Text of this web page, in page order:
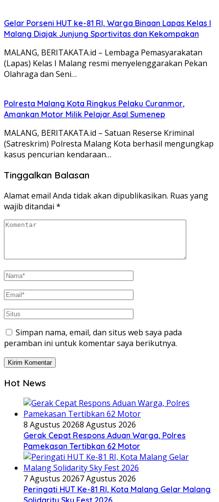
Gelar Porseni HUT ke-81 RI, Warga Binaan Lapas Kelas I
Malang Diajak Junjung Sportivitas dan Kekompakan
MALANG, BERITAKATA.id – Lembaga Pemasyarakatan
(Lapas) Kelas I Malang resmi menyelenggarakan Pekan
Olahraga dan Seni…
Polresta Malang Kota Ringkus Pelaku Curanmor,
Amankan Motor Milik Pelajar Asal Sumenep
MALANG, BERITAKATA.id – Satuan Reserse Kriminal
(Satreskrim) Polresta Malang Kota berhasil mengungkap
kasus pencurian kendaraan…
Tinggalkan Balasan
Alamat email Anda tidak akan dipublikasikan. Ruas yang
wajib ditandai *
Simpan nama, email, dan situs web saya pada
peramban ini untuk komentar saya berikutnya.
Hot News
8 Agustus 20268 Agustus 2026
Gerak Cepat Respons Aduan Warga, Polres
Pamekasan Tertibkan 62 Motor
7 Agustus 20267 Agustus 2026
Peringati HUT Ke-81 RI, Kota Malang Gelar Malang